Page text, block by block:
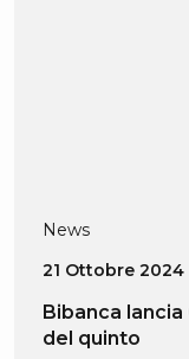
News
21 Ottobre 2024
Bibanca
del quinto